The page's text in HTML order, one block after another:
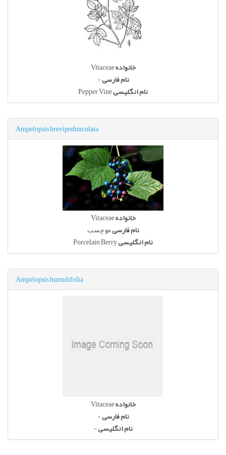
خانوادهVitaceae
نام فارسی-
نام انگلیسیPepper Vine
Ampelopsis brevipedunculata
خانوادهVitaceae
نام فارسیمو چسب
نام انگلیسیPorcelain Berry
Ampelopsis humulifolia
خانوادهVitaceae
نام فارسی-
نام انگلیسی-